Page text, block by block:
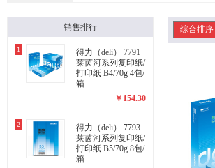
销售排行
1
得力（deli） 7791
莱茵河系列复印纸/
打印纸 B4/70g 4包/
箱
￥ 154.30
2
得力（deli） 7793
莱茵河系列复印纸/
打印纸 B5/70g 8包/
箱
综合排序